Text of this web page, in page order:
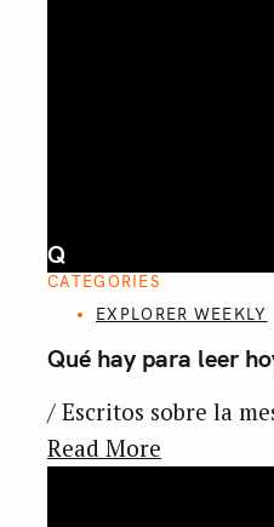
Q
CATEGORIES
EXPLORER WEEKLY
Qué hay para leer
/ Escritos sobre la
Read More